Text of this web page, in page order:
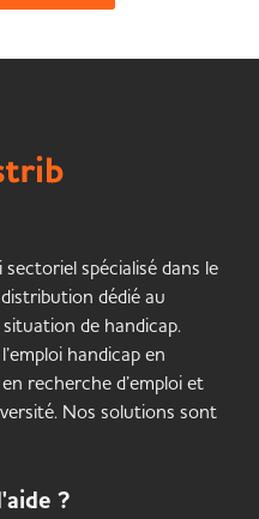
spécialisé dans le
dédié au
de handicap.
handicap en
recherche d’emploi et
Nos solutions sont
?